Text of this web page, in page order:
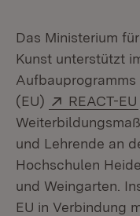
Das Ministerium
Kunst unterstützt
(EU)
Extern:
REACT-EU
und Lehrende an
Hochschulen
und Weingarten.
EU in Verbindung